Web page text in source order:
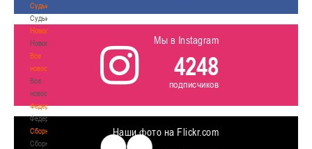
Судьи
Судьи
Новости
Новости
Все
новости
Все
новости
Федерация
Федерация
Сборные
Сборные
Мы в Instagram
4248
подписчиков
Наши фото на Flickr.com